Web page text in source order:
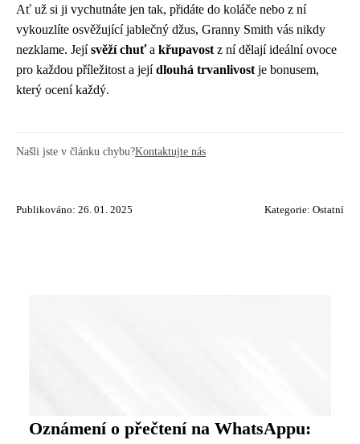
Ať už si ji vychutnáte jen tak, přidáte do koláče nebo z ní
vykouzlíte osvěžující jablečný džus, Granny Smith vás nikdy
nezklame. Jejísvěží chuťa křupavost z ní dělají ideální ovoce
pro každou příležitost a jejídlouhá trvanlivost je bonusem,
který ocení každý.
Našli jste v článku chybu?Kontaktujte nás
Publikováno: 26. 01. 2025 Kategorie: Ostatní
Oznámení o přečtení na WhatsAppu: